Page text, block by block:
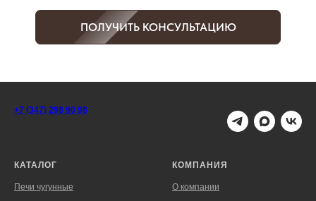
ПОЛУЧИТЬ КОНСУЛЬТАЦИЮ
+7 (347) 298 90 98
КАТАЛОГ
Печи чугунные
КОМПАНИЯ
О компании